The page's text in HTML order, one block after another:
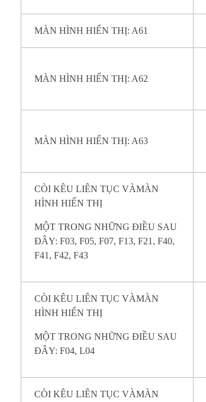
MÀN HÌNH HIỂN THỊ: A61
MÀN HÌNH HIỂN THỊ: A62
MÀN HÌNH HIỂN THỊ: A63
CÒI KÊU LIÊN TỤC VÀMÀN
HÌNH HIỂN THỊ
MỘT TRONG NHỮNG ĐIỀU SAU
ĐÂY: F03, F05, F07, F13, F21, F40,
F41, F42, F43
CÒI KÊU LIÊN TỤC VÀMÀN
HÌNH HIỂN THỊ
MỘT TRONG NHỮNG ĐIỀU SAU
ĐÂY: F04, L04
CÒI KÊU LIÊN TỤC VÀMÀN